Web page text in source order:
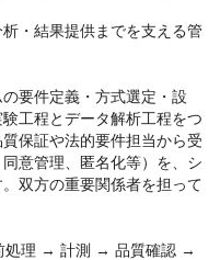
・結果提供までを支える管
要件定義・方式選定・設
工程とデータ解析工程をつ
保証や法的要件担当から受
意管理、匿名化等）を、シ
双方の重要関係者を担って
処理 → 計測 → 品質確認 →